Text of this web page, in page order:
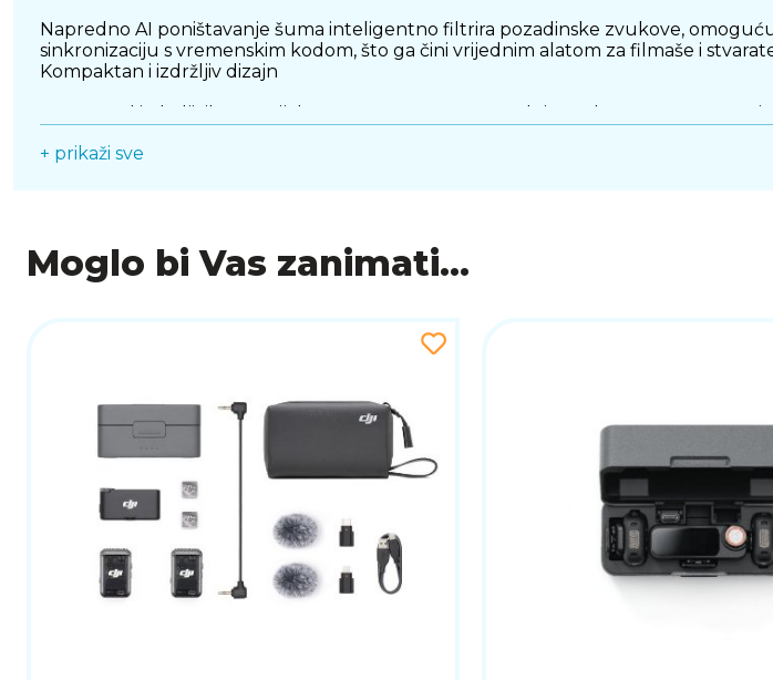
Napredno AI poništavanje šuma inteligentno filtrira pozadinske zvukove,
sinkronizaciju s vremenskim kodom, što ga čini vrijednim alatom za filmaše i
Kompaktan i izdržljiv dizajn
Izrađen od izdržljivih materijala s nano-premazom ugodnim za kožu, LARK MAX
+ prikaži sve
Moglo bi Vas zanimati...